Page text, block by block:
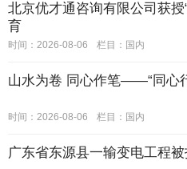
北京优才通咨询有限公司获授
育
时间：2026-08-06 栏目： 国内
山水为卷 同心作笔——“同心
时间：2026-08-06 栏目： 国内
广东省东源县一输变电工程被